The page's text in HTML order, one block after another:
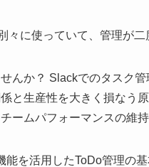
々に使っていて、管理が
んか？ Slackでのタスク
と生産性を大きく損なう
ームパフォーマンスの維
能を活用したToDo管理の